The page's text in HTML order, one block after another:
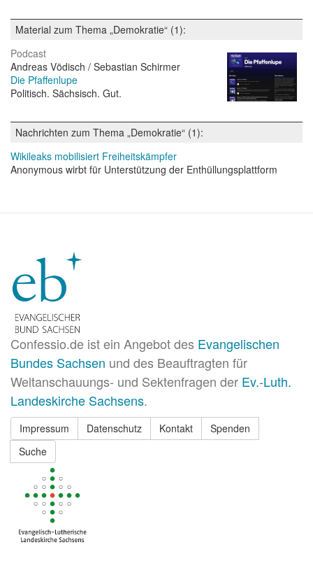
Material zum Thema „Demokratie“ (1):
Podcast
Andreas Vödisch / Sebastian Schirmer
Die Pfaffenlupe
Politisch. Sächsisch. Gut.
Nachrichten zum Thema „Demokratie“ (1):
Wikileaks mobilisiert Freiheitskämpfer
Anonymous wirbt für Unterstützung der Enthüllungsplattform
Confessio.de ist ein Angebot des Evangelischen
Bundes Sachsen und des Beauftragten für
Weltanschauungs- und Sektenfragen der Ev.-Luth.
Landeskirche Sachsens.
Impressum Datenschutz Kontakt
Spenden
Suche